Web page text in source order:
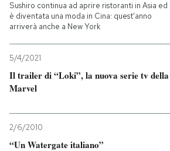
Sushiro continua ad aprire ristoranti in Asia ed
è diventata una moda in Cina: quest'anno
arriverà anche a New York
5/4/2021
Il trailer di “Loki”, la nuova serie tv della
Marvel
2/6/2010
“Un Watergate italiano”